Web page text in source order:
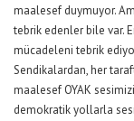
maalesef duymuyor.
tebrik edenler bile var.
mücadeleni tebrik
Sendikalardan, her
maalesef OYAK
demokratik yollarla